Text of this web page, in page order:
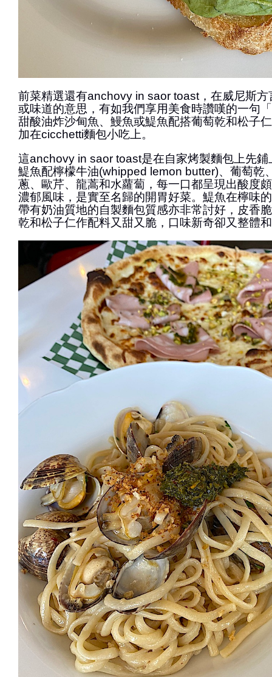
前菜精選還有anchovy in saor toast，在威尼斯
或味道的意思，有如我們享用美食時讚嘆的一句
甜酸油炸沙甸魚、鰻魚或鯷魚配搭葡萄乾和松子
加在cicchetti麵包小吃上。
這anchovy in saor toast是在自家烤製麵包上先鋪
鯷魚配檸檬牛油(whipped lemon butter)、葡萄乾
蔥、歐芹、龍蒿和水蘿蔔，每一口都呈現出酸度
濃郁風味，是實至名歸的開胃好菜。鯷魚在檸味
帶有奶油質地的自製麵包質感亦非常討好，皮香
乾和松子仁作配料又甜又脆，口味新奇卻又整體